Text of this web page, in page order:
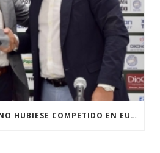
OLTRA: “EN ESPAÑA NO HUBIESE COMPETIDO EN EUROPA NI EN MIS MEJORES SUEÑOS”